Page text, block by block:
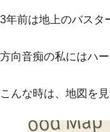
3年前は地上のバスタ
方向音痴の私にはハ
こんな時は、地図を